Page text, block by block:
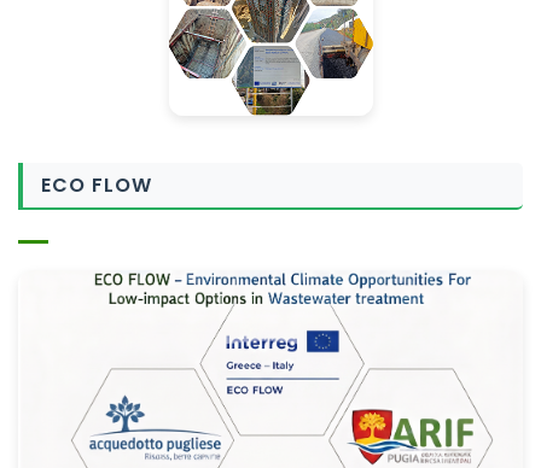
ECO FLOW